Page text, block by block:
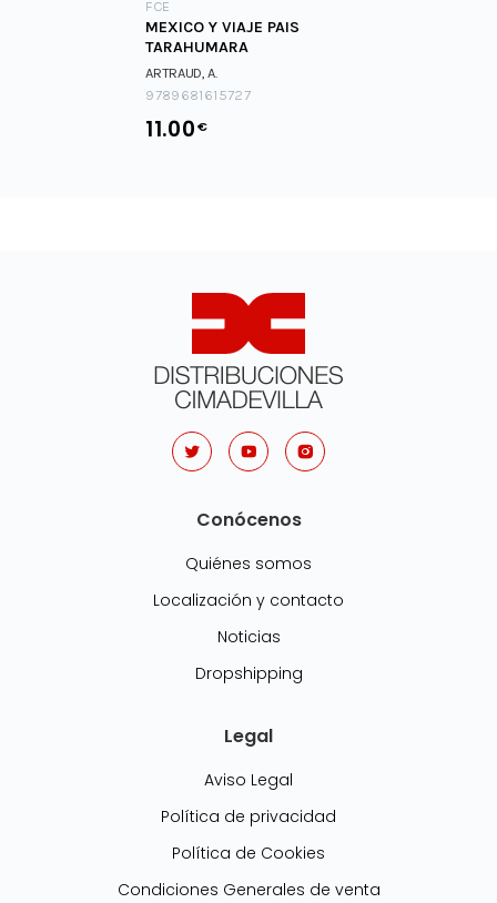
FCE
MEXICO Y VIAJE PAIS
TARAHUMARA
ARTRAUD, A.
9789681615727
11.00€
Conócenos
Quiénes somos
Localización y contacto
Noticias
Dropshipping
Legal
Aviso Legal
Política de privacidad
Política de Cookies
Condiciones Generales de venta